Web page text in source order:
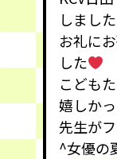
しました
お礼に
した
こども
嬉しか
先生が
^女優の